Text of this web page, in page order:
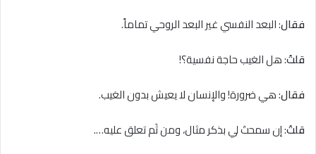
فقال: البعد النفسي غير البعد الروحي تماماً.
قلتُ: هل الغيب حاجة نفسية؟!
فقال: هي ضرورة! والإنسان ﻻ يعيش بدون الغيب.
قلتُ: إن سمحتَ لي بذكر مثال، ومن ثَم تعلق عليه….